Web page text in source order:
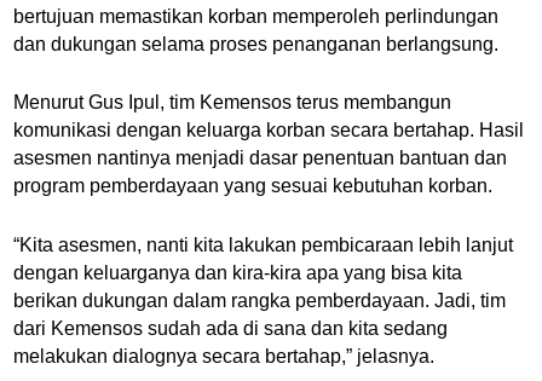
bertujuan memastikan korban memperoleh perlindungan
dan dukungan selama proses penanganan berlangsung.
Menurut Gus Ipul, tim Kemensos terus membangun
komunikasi dengan keluarga korban secara bertahap. Hasil
asesmen nantinya menjadi dasar penentuan bantuan dan
program pemberdayaan yang sesuai kebutuhan korban.
“Kita asesmen, nanti kita lakukan pembicaraan lebih lanjut
dengan keluarganya dan kira-kira apa yang bisa kita
berikan dukungan dalam rangka pemberdayaan. Jadi, tim
dari Kemensos sudah ada di sana dan kita sedang
melakukan dialognya secara bertahap,” jelasnya.